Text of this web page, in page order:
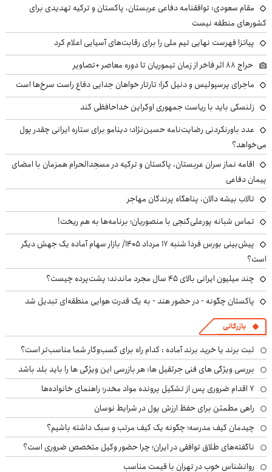
مقام سعودی: توافقنامه دفاعی عربستان، پاکستان و ترکیه تهدیدی برای
کشورهای منطقه نیست
پیاتزا فهرست نهایی تیم ملی را برای رقابت‌های آسیایی اعلام کرد
حراج ۸۸ اثر فاخر از زمان تیموریان تا دوره معاصر +تصاویر
ماجرای پرسپولیس و دنیل گرا؛ تارتار خواهان جدایی دفاع راست سرخ‌ها است
زلنسکی باید با ریاست جمهوری اوکراین خداحافظی کند
عدد باورنکردنی رضایت‌نامه حسین‌نژاد؛ دینامو برای ستاره ایرانی چقدر پول
می‌خواهد؟
اقامه نماز سران عربستان، پاکستان و ترکیه در مسجدالحرام همزمان با امضای
پیمان دفاعی
تالاب بیشه دالان، پناهگاه پرندگان مهاجر
تماس شبانه پورعلی‌گنجی با منصوریان؛ برنامه‌ها به هم ریخت!
پیش‌بینی بورس فردا شنبه ۱۷ مرداد ۱۴۰۵/ بازار سهام آماده یک جهش دیگر
است؟
چند میلیون ایرانی بالای ۴۵ سال مجرد ماندند؛ پشت‌پرده چیست؟
پاکستان چگونه - در حضور هند - به یک قدرت هوایی منطقه‌ای تبدیل شد
بازرگانی
ثبت برند یا خرید برند آماده : کدام راه برای کسب‌وکار شما مناسب‌تر است؟
بررسی ویژگی های فنی جرثقیل ها: هر بازرسی این ویژگی ها را باید بلد باشد
۷ اقدام ضروری پس از تشکیل پرونده مواد مخدر؛ راهنمای خانواده‌ها
راهی مطمئن برای حفظ ارزش پول در شرایط نوسان
چیدمان کیف مدرسه؛ چگونه یک کیف مرتب و سبک داشته باشیم؟
ناگفته‌های طلاق توافقی در ایران؛ چرا حضور وکیل متخصص ضروری است؟
روانشناس خوب در تهران با قیمت مناسب